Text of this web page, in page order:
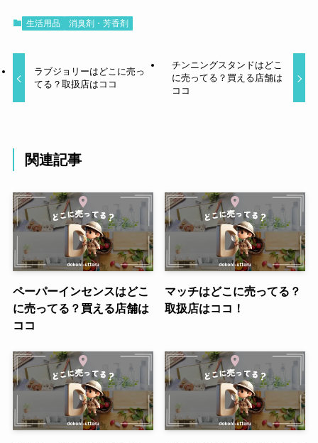
生活用品 消臭剤・芳香剤
ラブジョリーはどこに売っ
てる？取扱店はココ
チンニングスタンドはどこ
に売ってる？買える店舗は
ココ
関連記事
ペーパーインセンスはどこ
に売ってる？買える店舗は
ココ
マッチはどこに売ってる？
取扱店はココ！